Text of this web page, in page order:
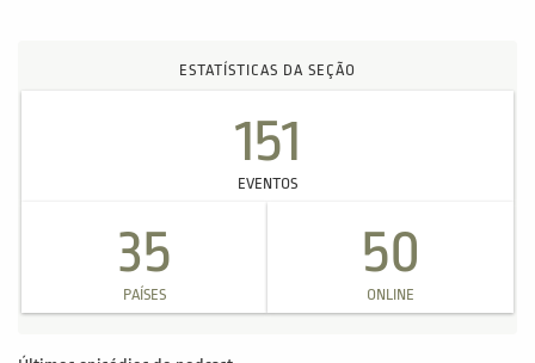
ESTATÍSTICAS DA SEÇÃO
151
EVENTOS
35
PAÍSES
50
ONLINE